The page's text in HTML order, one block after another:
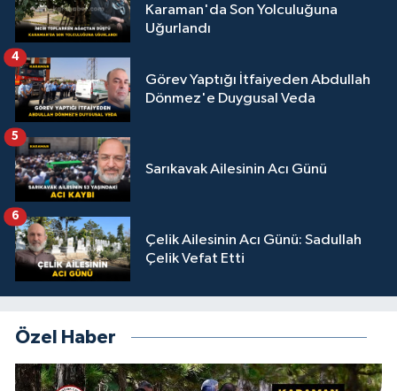
Karaman'da Son Yolculuğuna
Uğurlandı
Görev Yaptığı İtfaiyeden Abdullah
Dönmez'e Duygusal Veda
4
Sarıkavak Ailesinin Acı Günü
5
Çelik Ailesinin Acı Günü: Sadullah
Çelik Vefat Etti
6
Özel Haber